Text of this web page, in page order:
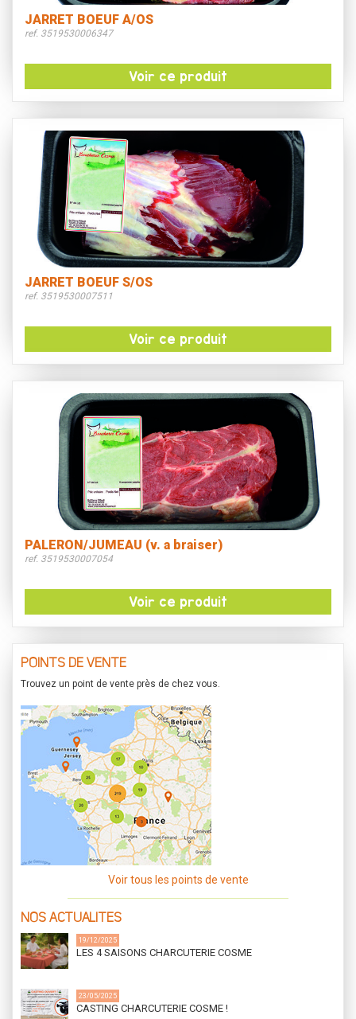
JARRET BOEUF A/OS
ref. 3519530006347
Voir ce produit
JARRET BOEUF S/OS
ref. 3519530007511
Voir ce produit
PALERON/JUMEAU (v. a braiser)
ref. 3519530007054
Voir ce produit
POINTS DE VENTE
Trouvez un point de vente près de chez vous.
Voir tous les points de vente
NOS ACTUALITES
19/12/2025
LES 4 SAISONS CHARCUTERIE COSME
23/05/2025
CASTING CHARCUTERIE COSME !